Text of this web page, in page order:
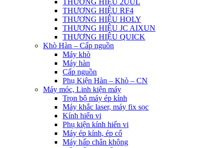
THƯƠNG HIỆU 2UUL
THƯƠNG HIỆU RF4
THƯƠNG HIỆU HOLY
THƯƠNG HIỆU JC AIXUN
THƯƠNG HIỆU QUICK
Khò Hàn – Cấp nguồn
Máy khò
Máy hàn
Cấp nguồn
Phụ Kiện Hàn – Khò – CN
Máy móc, Linh kiện máy
Trọn bộ máy ép kính
Máy khắc laser, máy fix sọc
Kính hiển vi
Phụ kiện kính hiển vi
Máy ép kính, ép cổ
Máy hấp chân không